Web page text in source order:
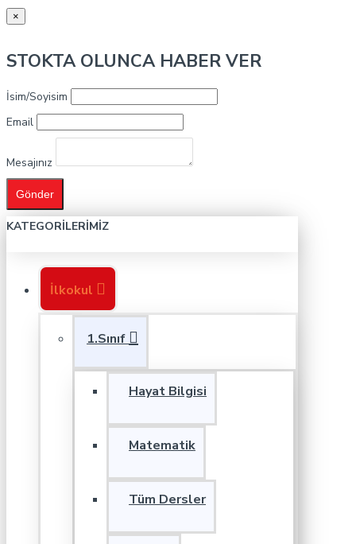
×
STOKTA OLUNCA HABER VER
İsim/Soyisim
Email
Mesajınız
Gönder
KATEGORILERIMIZ
İlkokul
1.Sınıf
Hayat Bilgisi
Matematik
Tüm Dersler